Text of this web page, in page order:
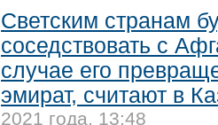
Светским странам
соседствовать с
случае его
эмират, считают в
2021 года, 13:48